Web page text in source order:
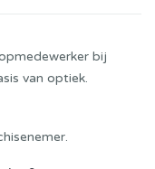
bij
van optiek.